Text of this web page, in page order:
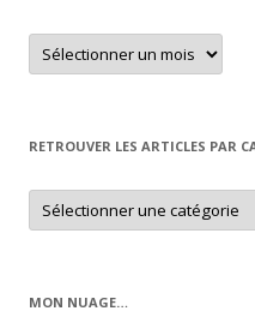
Retrouver
un
article
RETROUVER LES ARTICLES PAR
Retrouver
les
articles
MON NUAGE…